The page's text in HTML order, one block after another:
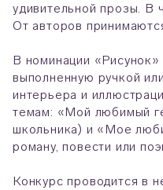
удивительной прозы. В
От авторов
В номинации
выполненную ручкой
интерьера и
темам: «Мой любимый
школьника) и «Мое
роману, повести или
Конкурс проводится в